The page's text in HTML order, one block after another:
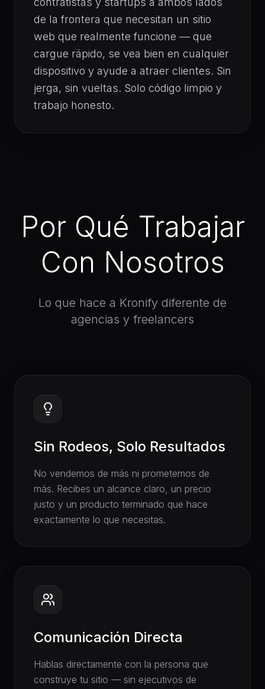
de la frontera que necesitan un sitio
web que realmente funcione — que
cargue rápido, se vea bien en cualquier
dispositivo y ayude a atraer clientes. Sin
jerga, sin vueltas. Solo código limpio y
trabajo honesto.
Por Qué Trabajar
Con Nosotros
Lo que hace a Kronify diferente de
agencias y freelancers
Sin Rodeos, Solo Resultados
No vendemos de más ni prometemos de
más. Recibes un alcance claro, un precio
justo y un producto terminado que hace
exactamente lo que necesitas.
Comunicación Directa
Hablas directamente con la persona que
construye tu sitio — sin ejecutivos de